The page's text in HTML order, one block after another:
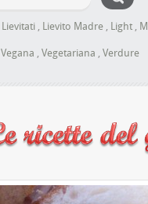
Lievitati , Lievito Madre , Light ,
Vegana , Vegetariana , Verdure